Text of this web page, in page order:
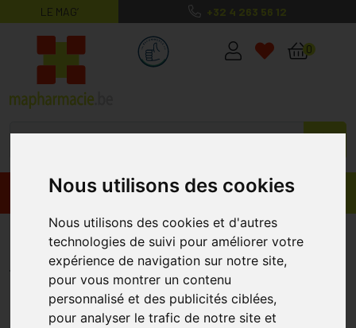
Nous utilisons des cookies
Nous utilisons des cookies et d'autres
technologies de suivi pour améliorer votre
expérience de navigation sur notre site,
pour vous montrer un contenu
personnalisé et des publicités ciblées,
pour analyser le trafic de notre site et
LE MAG’ +32 4 263 56 12
MaPharmacie.be ma santé, mes
0
Promos Produits
Zenergy Comprimés 90
NUTRISSENTIEL